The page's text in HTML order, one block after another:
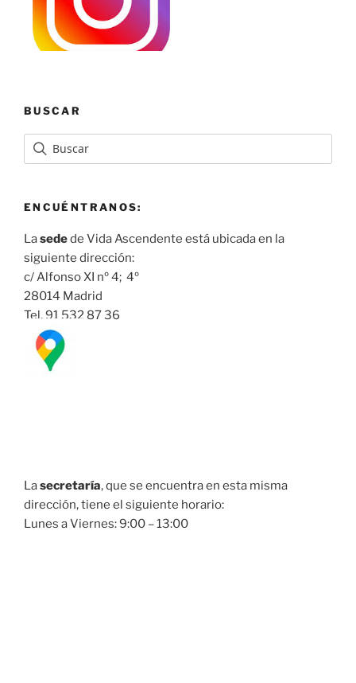
BUSCAR
ENCUÉNTRANOS:
Lasedede Vida Ascendente está ubicada en la
siguiente dirección:
c/ Alfonso XI nº 4; 4º
28014 Madrid
Tel. 91 532 87 36
Lasecretaría, que se encuentra en esta misma
dirección, tiene el siguiente horario:
Lunes a Viernes: 9:00 – 13:00